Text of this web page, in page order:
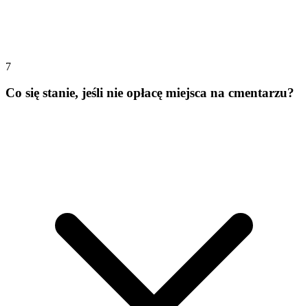
7
Co się stanie, jeśli nie opłacę miejsca na cmentarzu?